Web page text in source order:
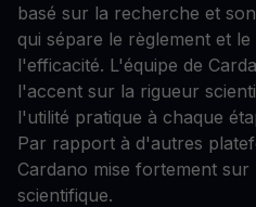
basé sur la recherche et
qui sépare le règlement et
l'efficacité. L'équipe de
l'accent sur la rigueur
l'utilité pratique à chaque
Par rapport à d'autres
Cardano mise fortement sur
scientifique.